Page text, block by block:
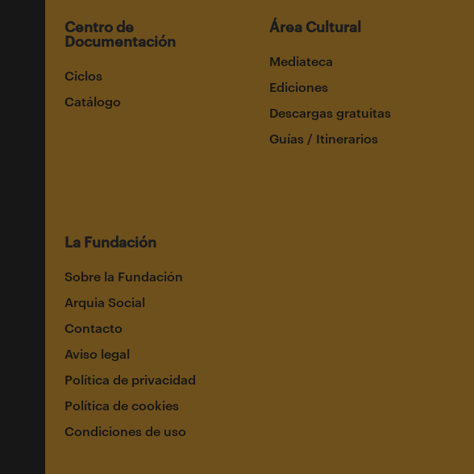
Centro de
Documentación
Ciclos
Catálogo
Área Cultural
Mediateca
Ediciones
Descargas gratuitas
Guías / Itinerarios
La Fundación
Sobre la Fundación
Arquia Social
Contacto
Aviso legal
Política de privacidad
Política de cookies
Condiciones de uso